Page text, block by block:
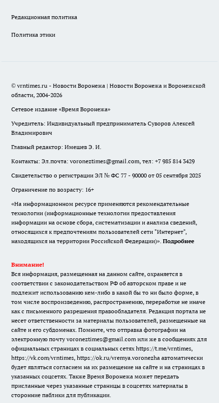
Редакционная политика
Политика этики
© vrntimes.ru - Новости Воронежа | Новости Воронежа и Воронежской
области, 2004-2026
Сетевое издание «Время Воронежа»
Учредитель: Индивидуальный предприниматель Суворов Алексей
Владимирович
Главный редактор: Имешев Э. И.
Контакты: Эл.почта: voroneztimes@gmail.com, тел: +7 985 814 3429
Свидетельство о регистрации ЭЛ № ФС 77 - 90000 от 05 сентября 2025
Ограничение по возрасту: 16+
«На информационном ресурсе применяются рекомендательные
технологии (информационные технологии предоставления
информации на основе сбора, систематизации и анализа сведений,
относящихся к предпочтениям пользователей сети "Интернет",
находящихся на территории Российской Федерации)». Подробнее
Внимание!
Вся информация, размещенная на данном сайте, охраняется в
соответствии с законодательством РФ об авторском праве и не
подлежит использованию кем-либо в какой бы то ни было форме, в
том числе воспроизведению, распространению, переработке не иначе
как с письменного разрешения правообладателя. Редакция портала не
несет ответственности за материалы пользователей, размещенные на
сайте и его субдоменах. Помните, что отправка фотографии на
электронную почту voroneztimes@gmail.com или же в сообщениях для
официальных страницах в социальных сетях https://t.me/vrntimes,
https://vk.com/vrntimes, https://ok.ru/vremya.voronezha автоматически
будет являться согласием на их размещение на сайте и на страницах в
указанных соцсетях. Также Время Воронежа может передать
присланные через указанные страницы в соцсетях материалы в
сторонние паблики для публикации.